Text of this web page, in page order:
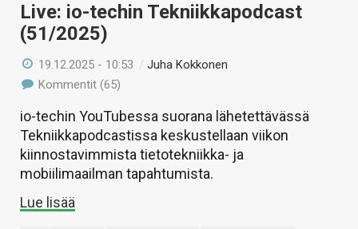
Live: io-techin Tekniikkapodcast
(51/2025)
19.12.2025 - 10:53 /Juha Kokkonen
Kommentit (65)
io-techin YouTubessa suorana lähetettävässä
Tekniikkapodcastissa keskustellaan viikon
kiinnostavimmista tietotekniikka- ja
mobiilimaailman tapahtumista.
Lue lisää